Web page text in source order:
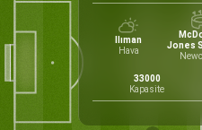
Ilıman
Hava
Jones
33000
Kapasite